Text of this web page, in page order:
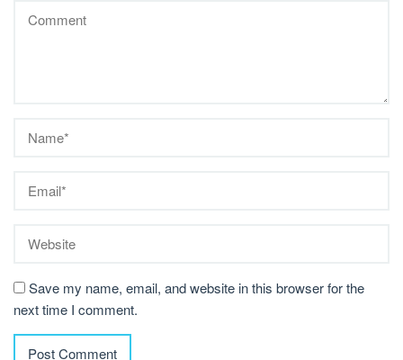
Save my name, email, and website in this browser for the
next time I comment.